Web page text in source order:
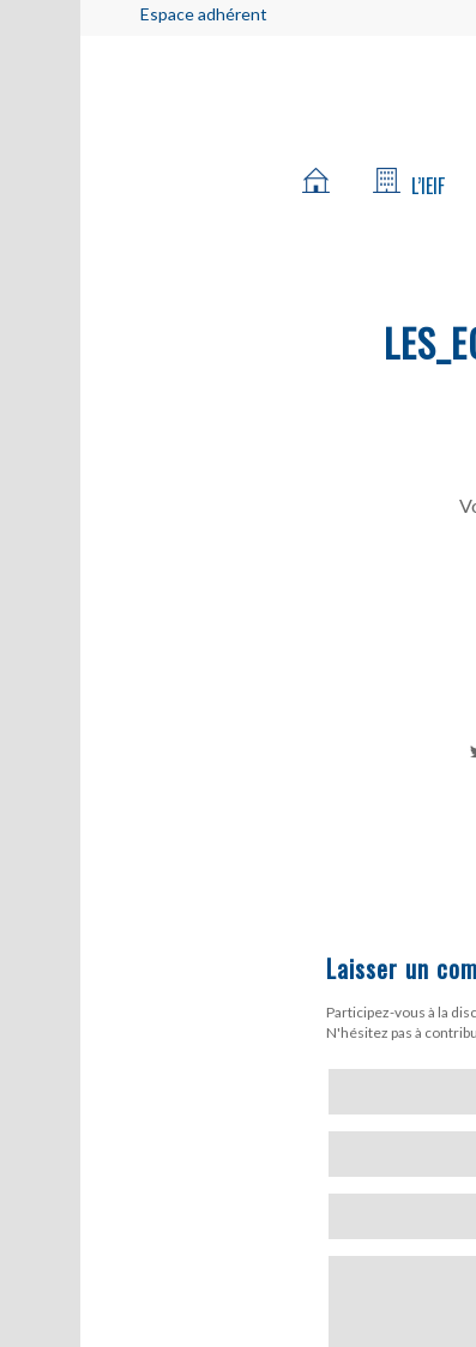
Espace adhérent
L’IEIF
Laisser un
Participez-vous à la
N'hésitez pas à